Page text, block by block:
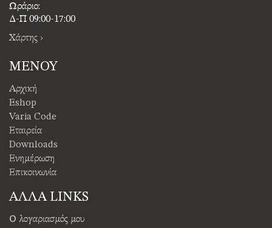
Ωράριο:
Δ-Π 09:00-17:00
Χάρτης ›
ΜΕΝΟΥ
Αρχική
Eshop
Varia Code
Εταιρεία
Downloads
Ενημέρωση
Επικοινωνία
ΑΛΛΑ LINKS
Ο λογαριασμός μου